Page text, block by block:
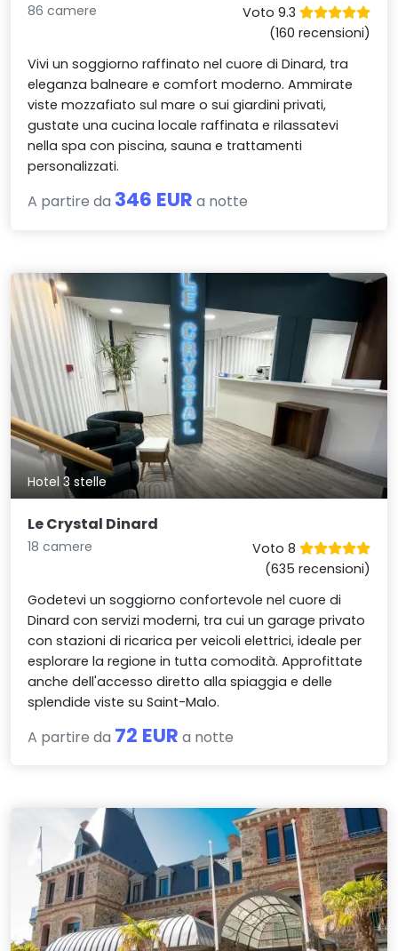
86 camere
Voto 9.3
(160 recensioni)
Vivi un soggiorno raffinato nel cuore di Dinard, tra
eleganza balneare e comfort moderno. Ammirate
viste mozzafiato sul mare o sui giardini privati,
gustate una cucina locale raffinata e rilassatevi
nella spa con piscina, sauna e trattamenti
personalizzati.
A partire da 346 EUR a notte
Hotel 3 stelle
Le Crystal Dinard
18 camere
Voto 8
(635 recensioni)
Godetevi un soggiorno confortevole nel cuore di
Dinard con servizi moderni, tra cui un garage privato
con stazioni di ricarica per veicoli elettrici, ideale per
esplorare la regione in tutta comodità. Approfittate
anche dell'accesso diretto alla spiaggia e delle
splendide viste su Saint-Malo.
A partire da 72 EUR a notte